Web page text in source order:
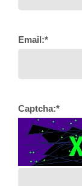
Email:*
Captcha:*